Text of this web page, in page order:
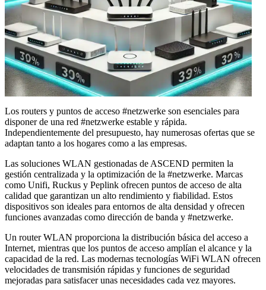
Los routers y puntos de acceso #netzwerke son esenciales para
disponer de una red #netzwerke estable y rápida.
Independientemente del presupuesto, hay numerosas ofertas que se
adaptan tanto a los hogares como a las empresas.
Las soluciones WLAN gestionadas de ASCEND permiten la
gestión centralizada y la optimización de la #netzwerke. Marcas
como Unifi, Ruckus y Peplink ofrecen puntos de acceso de alta
calidad que garantizan un alto rendimiento y fiabilidad. Estos
dispositivos son ideales para entornos de alta densidad y ofrecen
funciones avanzadas como dirección de banda y #netzwerke.
Un router WLAN proporciona la distribución básica del acceso a
Internet, mientras que los puntos de acceso amplían el alcance y la
capacidad de la red. Las modernas tecnologías WiFi WLAN ofrecen
velocidades de transmisión rápidas y funciones de seguridad
mejoradas para satisfacer unas necesidades cada vez mayores.